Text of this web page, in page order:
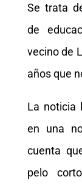
Se trata
de
vecino de
años que
La noticia
en una
cuenta
pelo